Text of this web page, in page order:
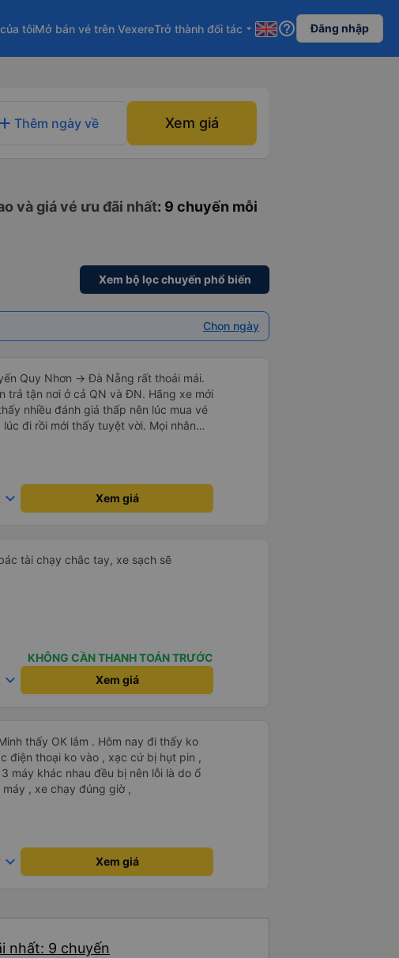
tôiMở bán vé trên VexereTrở thành đối tác arrow_drop_down help_outline Đăng nhập
add Thêm ngày về Xem giá
và giá vé ưu đãi nhất: 9 chuyến mỗi
Xem bộ lọc chuyến phổ biến
Chọn ngày
Quy Nhơn -> Đà Nẵng rất thoải mái.
trả tận nơi ở cả QN và ĐN. Hãng xe mới
nhiều đánh giá thấp nên lúc mua vé
đi rồi mới thấy tuyệt vời. Mọi nhân
anh phụ lái nếu
hoà mạnh, sạch sẽ. Không hiểu sao
Mọi người ủng hộ nhé, mình đi Quy
keyboard_arrow_down Xem giá
tài chạy chắc tay, xe sạch sẽ
KHÔNG CẦN THANH TOÁN TRƯỚC
keyboard_arrow_down Xem giá
thấy OK lắm . Hôm nay đi thấy ko
điện thoại ko vào , xạc cứ bị hụt pin ,
máy khác nhau đều bị nên lỗi là do ổ
, xe chạy đúng giờ ,
keyboard_arrow_down Xem giá
nhất: 9 chuyến